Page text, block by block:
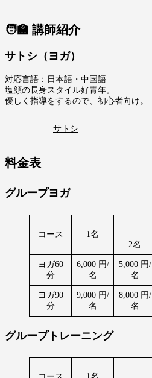
🧑‍🏫 講師紹介
サトシ（ヨガ）
対応言語：日本語・中国語
塩顔の長身スタイル好青年。
優しく指導をするので、初心者向け。
サトシ
料金表
グループヨガ
コース 1名
2名
ヨガ60
分
6,000 円/
名
5,000 円/
名
ヨガ90
分
9,000 円/
名
8,000 円/
名
グループトレーニング